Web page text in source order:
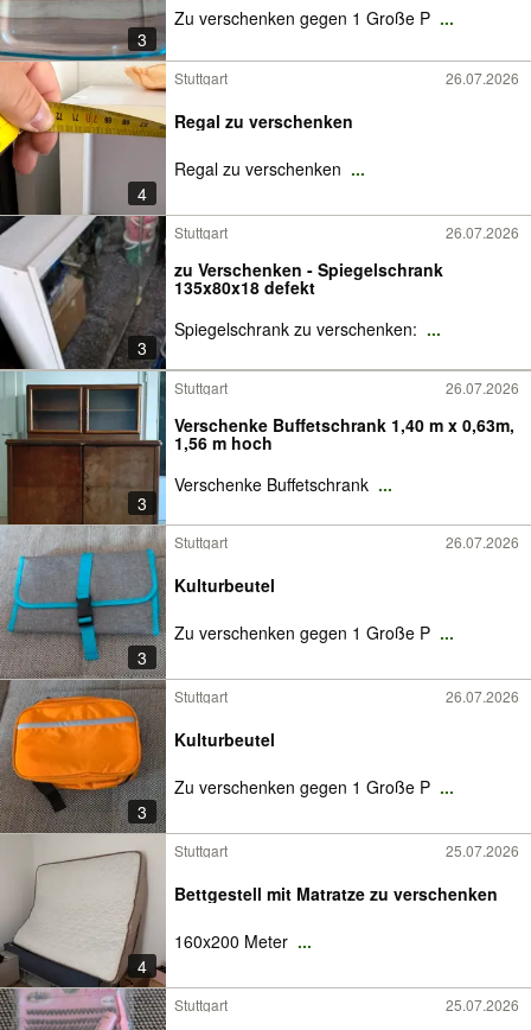
3
Zu verschenken gegen 1 Große P ...
4
Stuttgart 26.07.2026
Regal zu verschenken
Regal zu verschenken ...
3
Stuttgart 26.07.2026
zu Verschenken - Spiegelschrank
135x80x18 defekt
Spiegelschrank zu verschenken: ...
3
Stuttgart 26.07.2026
Verschenke Buffetschrank 1,40 m x 0,63m,
1,56 m hoch
Verschenke Buffetschrank ...
3
Stuttgart 26.07.2026
Kulturbeutel
Zu verschenken gegen 1 Große P ...
3
Stuttgart 26.07.2026
Kulturbeutel
Zu verschenken gegen 1 Große P ...
4
Stuttgart 25.07.2026
Bettgestell mit Matratze zu verschenken
160x200 Meter ...
Stuttgart 25.07.2026